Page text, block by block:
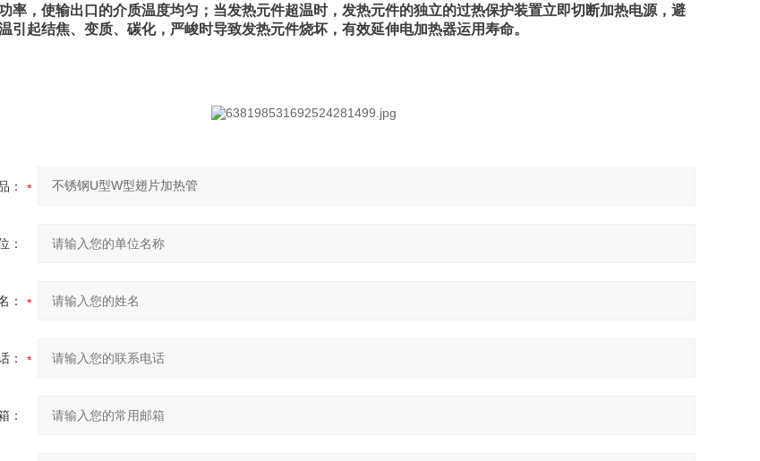
率，使输出口的介质温度均匀；当发热元件超温时，发热元件的独立的过热保护装置立即切断加热电源，避
引起结焦、变质、碳化，严峻时导致发热元件烧坏，有效延伸电加热器运用寿命。
：
：
：
：
：